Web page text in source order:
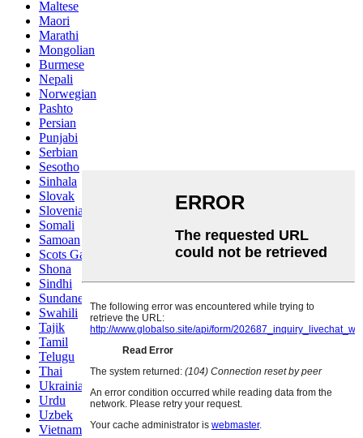
Maltese
Maori
Marathi
Mongolian
Burmese
Nepali
Norwegian
Pashto
Persian
Punjabi
Serbian
Sesotho
Sinhala
Slovak
Slovenian
Somali
Samoan
Scots Gaelic
Shona
Sindhi
Sundanese
Swahili
Tajik
Tamil
Telugu
Thai
Ukrainian
Urdu
Uzbek
Vietnamese